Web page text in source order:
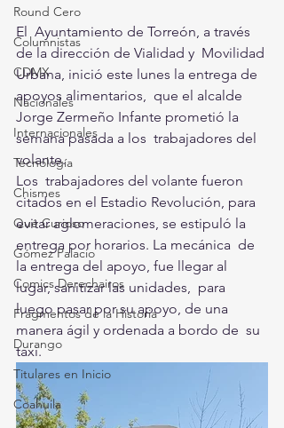
Round Cero
Columnistas
CDMX
Nacionales
Internacionales
Tecnología
Chismes
Qué Curioso
Gómez Palacio
Comics Derechairos
Fragmentos de la Historia
Durango
Titulares en Inicio
Coahuila
El  Ayuntamiento de Torreón, a través
de la dirección de Vialidad y  Movilidad
Urbana, inició este lunes la entrega de
apoyos alimentarios,  que el alcalde
Jorge Zermeño Infante prometió la
semana pasada a los  trabajadores del
volante.
Los  trabajadores del volante fueron
citados en el Estadio Revolución, para
evitar aglomeraciones, se estipuló la
entrega por horarios. La mecánica  de
la entrega del apoyo, fue llegar al
lugar, sanitizar las unidades,  para
luego pasar por su apoyo, de una
manera ágil y ordenada a bordo de  su
taxi.